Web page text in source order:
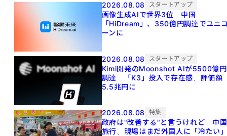
2026.08.08 スタートアップ
画像生成AIで世界3位 中国
「HiDream」、350億円調達でユニ
ーンに
2026.08.08 スタートアップ
Kimi開発のMoonshot AIが5500億円
調達 「K3」投入で存在感、評価額
5.5兆円に
2026.08.08 特集
政府は"改善する"と言うけれど 中国
旅行、現場はまだ外国人に「冷たい